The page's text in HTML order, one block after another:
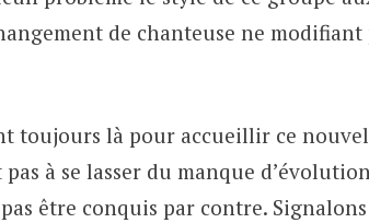
de chanteuse ne modifiant
toujours là pour accueillir ce
à se lasser du manque
être conquis par contre.